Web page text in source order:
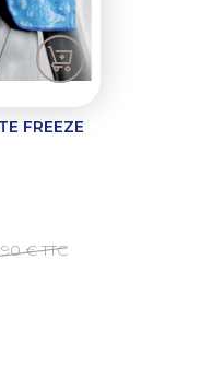
FREEZE
€TTC